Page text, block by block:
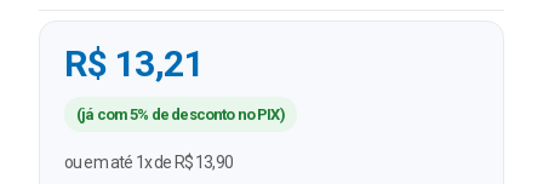
R$ 13,21
(já com 5% de desconto no PIX)
ou em até 1x de R$ 13,90